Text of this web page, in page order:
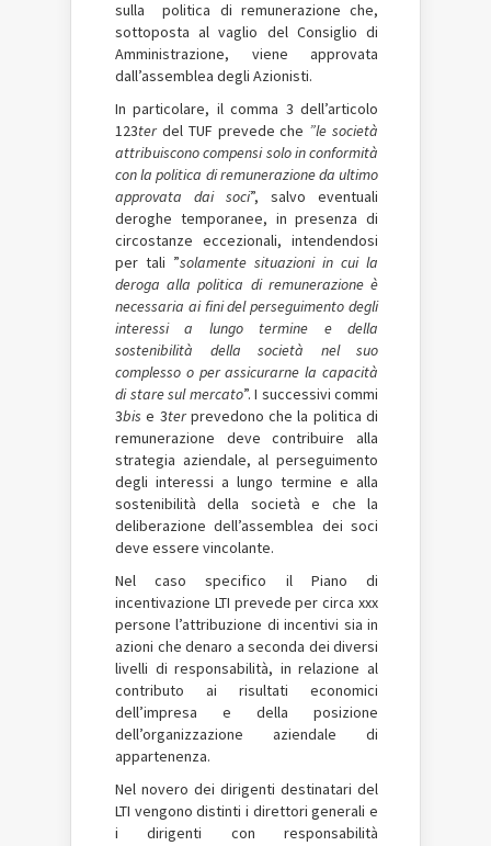
sulla politica di remunerazione che,
sottoposta al vaglio del Consiglio di
Amministrazione, viene approvata
dall’assemblea degli Azionisti.
In particolare, il comma 3 dell’articolo
123­ter del TUF prevede che ”le società
attribuiscono compensi solo in conformità
con la politica di remunerazione da ultimo
approvata dai soci”, salvo eventuali
deroghe temporanee, in presenza di
circostanze eccezionali, intendendosi
per tali ”solamente situazioni in cui la
deroga alla politica di remunerazione è
necessaria ai fini del perseguimento degli
interessi a lungo termine e della
sostenibilità della società nel suo
complesso o per assicurarne la capacità
di stare sul mercato”. I successivi commi
3­bise 3­terprevedono che la politica di
remunerazione deve contribuire alla
strategia aziendale, al perseguimento
degli interessi a lungo termine e alla
sostenibilità della società e che la
deliberazione dell’assemblea dei soci
deve essere vincolante.
Nel caso specifico il Piano di
incentivazione LTI prevede per circa xxx
persone l’attribuzione di incentivi sia in
azioni che denaro a seconda dei diversi
livelli di responsabilità, in relazione al
contributo ai risultati economici
dell’impresa e della posizione
dell’organizzazione aziendale di
appartenenza.
Nel novero dei dirigenti destinatari del
LTI vengono distinti i direttori generali e
i dirigenti con responsabilità